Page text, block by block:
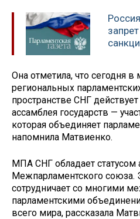
Она отметила, что сегодня
региональных
пространстве СНГ
ассамблея государств —
которая объединяет
напомнила Матвиенко.
МПА СНГ обладает статусом
Межпарламентского союза.
сотрудничает со многими
парламентскими
всего мира, рассказала